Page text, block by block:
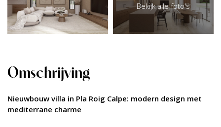
Bekijk alle foto's
Omschrijving
Nieuwbouw villa in Pla Roig Calpe: modern design met
mediterrane charme